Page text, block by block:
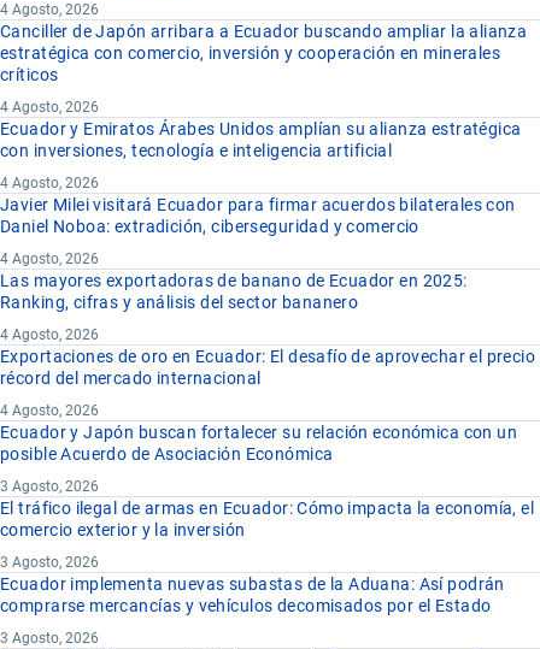
4 Agosto, 2026
Canciller de Japón arribara a Ecuador buscando ampliar la alianza
estratégica con comercio, inversión y cooperación en minerales
críticos
4 Agosto, 2026
Ecuador y Emiratos Árabes Unidos amplían su alianza estratégica
con inversiones, tecnología e inteligencia artificial
4 Agosto, 2026
Javier Milei visitará Ecuador para firmar acuerdos bilaterales con
Daniel Noboa: extradición, ciberseguridad y comercio
4 Agosto, 2026
Las mayores exportadoras de banano de Ecuador en 2025:
Ranking, cifras y análisis del sector bananero
4 Agosto, 2026
Exportaciones de oro en Ecuador: El desafío de aprovechar el precio
récord del mercado internacional
4 Agosto, 2026
Ecuador y Japón buscan fortalecer su relación económica con un
posible Acuerdo de Asociación Económica
3 Agosto, 2026
El tráfico ilegal de armas en Ecuador: Cómo impacta la economía, el
comercio exterior y la inversión
3 Agosto, 2026
Ecuador implementa nuevas subastas de la Aduana: Así podrán
comprarse mercancías y vehículos decomisados por el Estado
3 Agosto, 2026